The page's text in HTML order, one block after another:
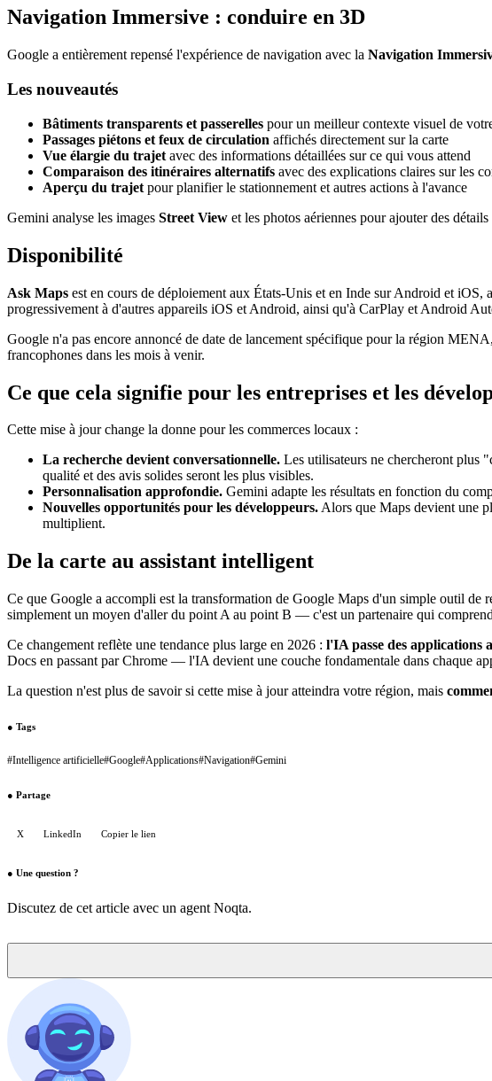
Navigation Immersive : conduire en 3D
Google a entièrement repensé l'expérience de navigation avec la Navigation
Les nouveautés
Bâtiments transparents et passerelles pour un meilleur contexte visuel de
Passages piétons et feux de circulation affichés directement sur la carte
Vue élargie du trajet avec des informations détaillées sur ce qui vous attend
Comparaison des itinéraires alternatifs avec des explications claires sur les
Aperçu du trajet pour planifier le stationnement et autres actions à l'avance
Gemini analyse les images Street View et les photos aériennes pour ajouter des
Disponibilité
Ask Maps est en cours de déploiement aux États-Unis et en Inde sur Android et iOS,
progressivement à d'autres appareils iOS et Android, ainsi qu'à CarPlay et Android
Google n'a pas encore annoncé de date de lancement spécifique pour la région
francophones dans les mois à venir.
Ce que cela signifie pour les entreprises et les
Cette mise à jour change la donne pour les commerces locaux :
La recherche devient conversationnelle. Les utilisateurs ne chercheront plus
qualité et des avis solides seront les plus visibles.
Personnalisation approfondie. Gemini adapte les résultats en fonction du
Nouvelles opportunités pour les développeurs.Alors que Maps devient une
multiplient.
De la carte au assistant intelligent
Ce que Google a accompli est la transformation de Google Maps d'un simple outil de
simplement un moyen d'aller du point A au point B — c'est un partenaire qui
Ce changement reflète une tendance plus large en 2026 : l'IA passe des applications
Docs en passant par Chrome — l'IA devient une couche fondamentale dans chaque
La question n'est plus de savoir si cette mise à jour atteindra votre région, mais
● Tags
#Intelligence artificielle#Google#Applications#Navigation#Gemini
● Partage
X LinkedIn Copier le lien
● Une question ?
Discutez de cet article avec un agent Noqta.